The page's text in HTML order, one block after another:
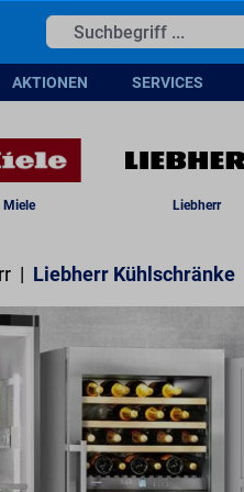
springen
AKTIONEN SERVICES
Miele Liebherr
| Liebherr Kühlschränke